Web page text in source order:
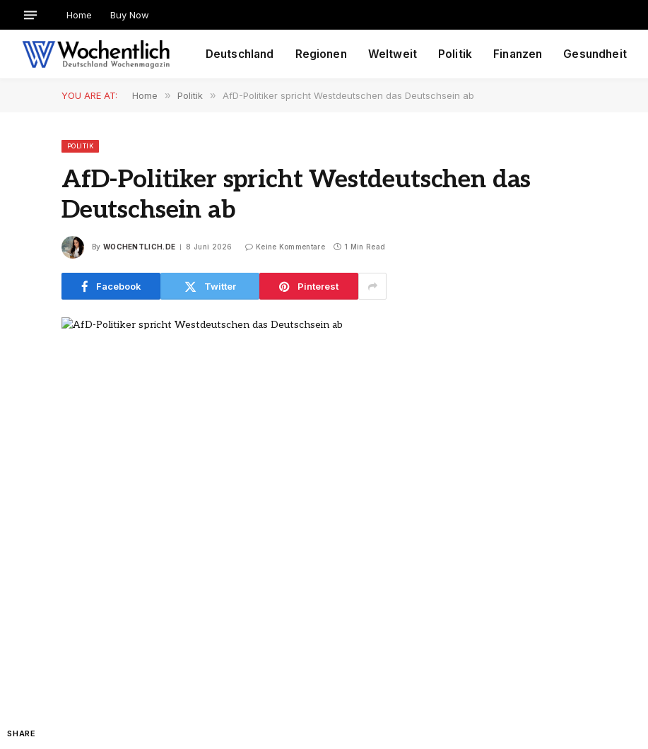
Home Buy Now
Deutschland Regionen Weltweit Politik Finanzen Gesundheit
YOU ARE AT: Home » Politik » AfD-Politiker spricht Westdeutschen das Deutschsein ab
POLITIK
AfD-Politiker spricht Westdeutschen das
Deutschsein ab
By WOCHENTLICH.DE 8 Juni 2026 Keine Kommentare 1 Min Read
Facebook Twitter Pinterest
SHARE